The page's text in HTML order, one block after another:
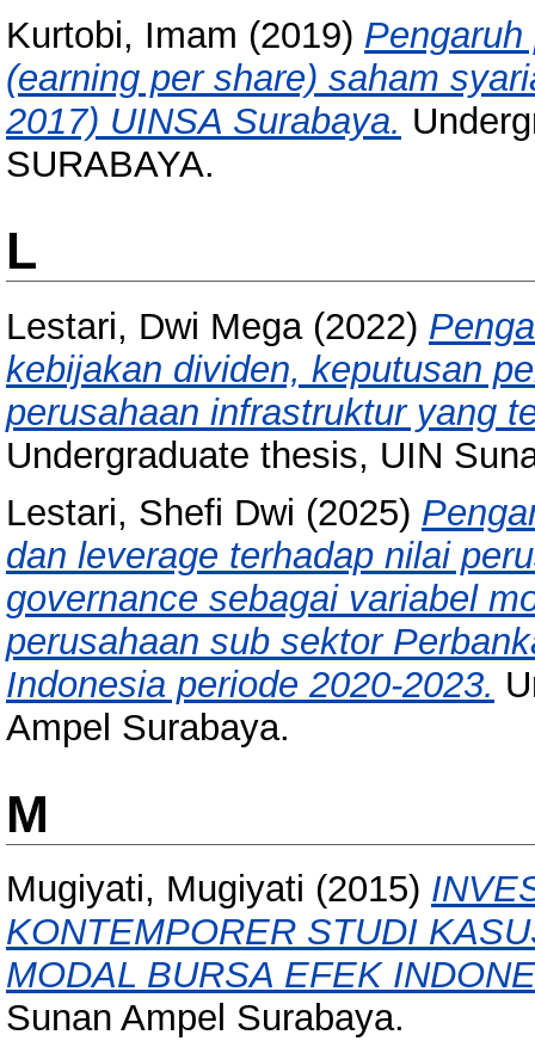
Kurtobi, Imam (2019)
(earning per share) saham
2017) UINSA Surabaya.
SURABAYA.
L
Lestari, Dwi Mega(2022)
kebijakan dividen, keputusan
perusahaan infrastruktur yang
Undergraduate thesis, UIN
Lestari, Shefi Dwi (2025)
dan leverage terhadap nilai
governance sebagai variabel
perusahaan sub sektor
Indonesia periode 2020-2023.
Ampel Surabaya.
M
Mugiyati, Mugiyati (2015)
KONTEMPORER STUDI
MODAL BURSA EFEK
Sunan Ampel Surabaya.